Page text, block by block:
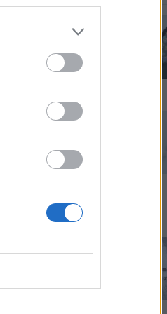
SHOCK Pokémon για
τα 30 χρόνια του
franchise
Διορισμοί
Πότε βγαίνουν τα
ονόματα και τι
06 Αυγ 2026
προσλήψεις – Ποιοι